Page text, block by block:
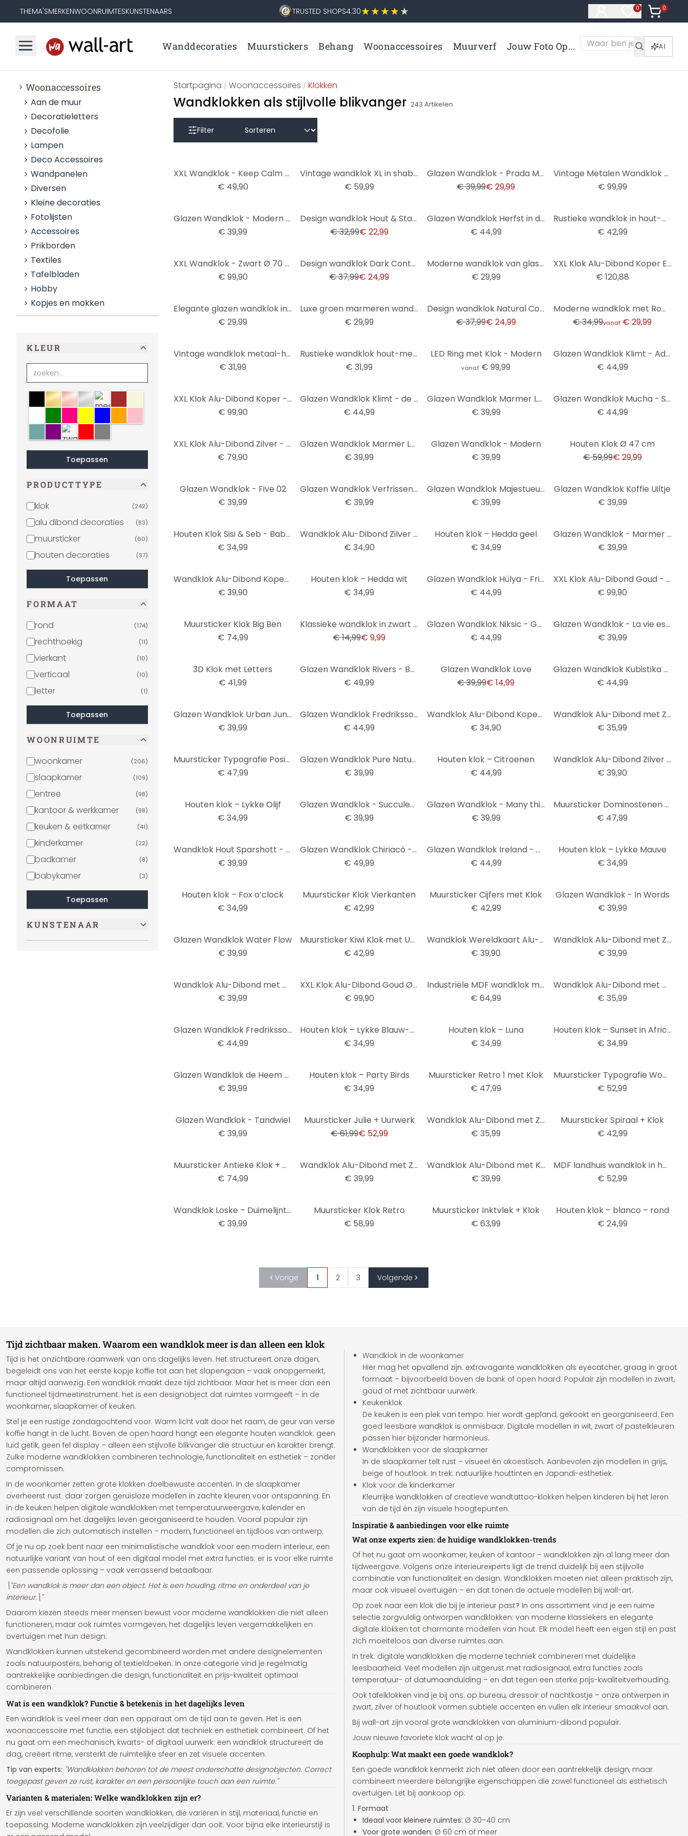
THEMA'SMERKENWOONRUIMTESKUNSTENAARS TRUSTED SHOPS4.30 0
Artikelen in
0
Artikelen
Wanddecoraties Muurstickers Behang Woonaccessoires Muurverf Jouw Foto Op... AI
Woonaccessoires
Aan de muur
Decoratieletters
Decofolie
Lampen
Deco Accessoires
Wandpanelen
Diversen
Kleine decoraties
Fotolijsten
Accessoires
Prikborden
Textiles
Tafelbladen
Hobby
Kopjes en mokken
KLEUR
zwartgoudkoperzilvermeerkleurig
paarszwart-wit
Toepassen
PRODUCTTYPE
klok (242)
alu dibond decoraties (83)
muursticker (60)
houten decoraties (37)
Toepassen
FORMAAT
rond (174)
rechthoekig (11)
vierkant (10)
verticaal (10)
letter (1)
Toepassen
WOONRUIMTE
woonkamer (206)
slaapkamer (109)
entree (98)
kantoor & werkkamer (98)
keuken & eetkamer (41)
kinderkamer (22)
badkamer (8)
babykamer (3)
Toepassen
KUNSTENAAR
Startpagina /Woonaccessoires / Klokken
Wandklokken als stijlvolle blikvanger 243 Artikelen
Filter
XXL Wandklok - Keep Calm and Carry On Ø 70 cm
€ 49,90
Vintage wandklok XL in shabby stijl gemaakt van metaal | geruisloos | Ø50 cm
€ 59,99
Glazen Wandklok - Prada Marfa
€ 39,99€ 29,99
Vintage Metalen Wandklok met bewegende tandwielen
€ 99,99
Glazen Wandklok - Modern 02
€ 39,99
Design wandklok Hout & Staal met walnoot hout look en Romeinse cijfers Ø40 cm
€ 32,99€ 22,99
Glazen Wandklok Herfst in de Bergen
€ 44,99
Rustieke wandklok in hout-metaallook met vintage cijfers geruisloos Ø50cm
€ 42,99
XXL Wandklok - Zwart Ø 70 cm
€ 99,90
Design wandklok Dark Contrast met walnoot houtlook en Arabische cijfers Ø50 cm
€ 37,99€ 24,99
Moderne wandklok van glas in zwart marmerlook Ø30 cm
€ 29,99
XXL Klok Alu-Dibond Koper Effect
€ 120,88
Elegante glazen wandklok in wit marmerlook met zwarte cijfers Ø30 cm
€ 29,99
Luxe groen marmeren wandklok met elegante gouden cijfers Ø30cm
€ 29,99
Design wandklok Natural Contrast - Klok met houten look en Arabische cijfers Ø50 cm
€ 37,99€ 24,99
Moderne wandklok met Romeinse cijfers Ø40 cm
€ 34,99vanaf € 29,99
Vintage wandklok metaal-hout-look met cijfers in Afmeting Ø30cm
€ 31,99
Rustieke wandklok hout-metaal look met vintage cijfers geruisloos Ø30cm
€ 31,99
LED Ring met Klok - Modern
vanaf € 99,99
Glazen Wandklok Klimt - Adele Bloch
€ 44,99
XXL Klok Alu-Dibond Koper - Ø 70 cm
€ 99,90
Glazen Wandklok Klimt - de Levensboom
€ 44,99
Glazen Wandklok Marmer Look
€ 39,99
Glazen Wandklok Mucha - Sleutelbloemen
€ 44,99
XXL Klok Alu-Dibond Zilver - Ø 70 cm
€ 79,90
Glazen Wandklok Marmer Look
€ 39,99
Glazen Wandklok - Modern
€ 39,99
Houten Klok Ø 47 cm
€ 59,99€ 29,99
Glazen Wandklok - Five 02
€ 39,99
Glazen Wandklok Verfrissend Fruit
€ 39,99
Glazen Wandklok Majestueus Hert
€ 39,99
Glazen Wandklok Koffie Uiltje
€ 39,99
Houten Klok Sisi & Seb - Baby Giraffe
€ 34,99
Wandklok Alu-Dibond Zilver effect Ø 28 cm
€ 34,90
Houten klok – Hedda geel
€ 34,99
Glazen Wandklok - Marmer Look 04
€ 39,99
Wandklok Alu-Dibond Koper effect Ø 28 cm
€ 39,90
Houten klok – Hedda wit
€ 34,99
Glazen Wandklok Hülya - Frida
€ 44,99
XXL Klok Alu-Dibond Goud - Ø 70 cm
€ 99,90
Muursticker Klok Big Ben
€ 74,99
Klassieke wandklok in zwart en wit Ø25 cm
€ 14,99€ 9,99
Glazen Wandklok Niksic - Golden Eye
€ 44,99
Glazen Wandklok - La vie est belle
€ 39,99
3D Klok met Letters
€ 41,99
Glazen Wandklok Rivers - Berlin
€ 49,99
Glazen Wandklok Love
€ 39,99€ 14,99
Glazen Wandklok Kubistika - Winterochtend
€ 44,99
Glazen Wandklok Urban Jungle
€ 39,99
Glazen Wandklok Fredriksson - Blue Geometry
€ 44,99
Wandklok Alu-Dibond Koper effect Ø 28 cm
€ 34,90
Wandklok Alu-Dibond met Zilvereffect Klassiek 02
€ 35,99
Muursticker Typografie Positief met Klok
€ 47,99
Glazen Wandklok Pure Nature
€ 39,99
Houten klok – Citroenen
€ 44,99
Wandklok Alu-Dibond Zilver effect Ø 28 cm
€ 39,90
Houten klok – Lykke Olijf
€ 34,99
Glazen Wandklok - Succulenten
€ 39,99
Glazen Wandklok - Many things in life 02
€ 39,99
Muursticker Dominostenen + Uurwerk
€ 47,99
Wandklok Hout Sparshott - Fietsen
€ 39,99
Glazen Wandklok Chiriacò - New York at Night
€ 49,99
Glazen Wandklok Ireland - This City
€ 44,99
Houten klok – Lykke Mauve
€ 34,99
Houten klok – Fox o’clock
€ 34,99
Muursticker Klok Vierkanten
€ 42,99
Muursticker Cijfers met Klok
€ 42,99
Glazen Wandklok - In Words
€ 39,99
Glazen Wandklok Water Flow
€ 39,99
Muursticker Kiwi Klok met Uurwerk
€ 42,99
Wandklok Wereldkaart Alu-Dibond Goud effect Ø 28 cm
€ 39,90
Wandklok Alu-Dibond met Zilvereffect Thailand Boeddha
€ 39,99
Wandklok Alu-Dibond met Goudeffect Koffieuiltje
€ 39,99
XXL Klok Alu-Dibond Goud Ø 70 cm
€ 99,90
Industriële MDF wandklok met Afmeting grijze cijfers Ø50cm
€ 64,99
Wandklok Alu-Dibond met Goudeffect Rond met Dots
€ 35,99
Glazen Wandklok Fredriksson - Hexagons
€ 44,99
Houten klok – Lykke Blauw-Grijs
€ 34,99
Houten klok – Luna
€ 34,99
Houten klok – Sunset in Africa
€ 34,99
Glazen Wandklok de Heem - Stilleven met Bloemen in Vaas
€ 39,99
Houten klok – Party Birds
€ 34,99
Muursticker Retro 1 met Klok
€ 47,99
Muursticker Typografie Woorden met Klok
€ 52,99
Glazen Wandklok - Tandwiel
€ 39,99
Muursticker Julie + Uurwerk
€ 61,99€ 52,99
Wandklok Alu-Dibond met Zilvereffect Punten
€ 35,99
Muursticker Spiraal + Klok
€ 42,99
Muursticker Antieke Klok + Uurwerk
€ 74,99
Wandklok Alu-Dibond met Zilvereffect Wereldkaart Negatief
€ 39,99
Wandklok Alu-Dibond met Kopereffect Modern
€ 39,99
MDF landhuis wandklok in houtlook met Romeinse cijfers Ø50 cm
€ 52,99
Wandklok Loske – Duimelijntje 01
€ 39,99
Muursticker Klok Retro
€ 58,99
Muursticker Inktvlek + Klok
€ 63,99
Houten klok – blanco – rond
€ 24,99
Vorige 1 2 3 Volgende
Tijd zichtbaar maken. Waarom een wandklok meer is dan alleen een klok
Tijd is het onzichtbare raamwerk van ons dagelijks leven. Het structureert onze dagen,
begeleidt ons van het eerste kopje koffie tot aan het slapengaan – vaak onopgemerkt,
maar altijd aanwezig. Een wandklok maakt deze tijd zichtbaar. Maar het is meer dan een
functioneel tijdmeetinstrument: het is een designobject dat ruimtes vormgeeft – in de
woonkamer, slaapkamer of keuken.
Stel je een rustige zondagochtend voor. Warm licht valt door het raam, de geur van verse
koffie hangt in de lucht. Boven de open haard hangt een elegante houten wandklok: geen
luid getik, geen fel display – alleen een stijlvolle blikvanger die structuur en karakter brengt.
Zulke moderne wandklokken combineren technologie, functionaliteit en esthetiek – zonder
compromissen.
In de woonkamer zetten grote klokken doelbewuste accenten. In de slaapkamer
overheerst rust: daar zorgen geruisloze modellen in zachte kleuren voor ontspanning. En
in de keuken helpen digitale wandklokken met temperatuurweergave, kalender en
radiosignaal om het dagelijks leven georganiseerd te houden. Vooral populair zijn
modellen die zich automatisch instellen – modern, functioneel en tijdloos van ontwerp.
Of je nu op zoek bent naar een minimalistische wandklok voor een modern interieur, een
natuurlijke variant van hout of een digitaal model met extra functies: er is voor elke ruimte
een passende oplossing – vaak verrassend betaalbaar.
\"Een wandklok is meer dan een object. Het is een houding, ritme en onderdeel van je
interieur.\"
Daarom kiezen steeds meer mensen bewust voor moderne wandklokken die niet alleen
functioneren, maar ook ruimtes vormgeven, het dagelijks leven vergemakkelijken en
overtuigen met hun design.
Wandklokken kunnen uitstekend gecombineerd worden met andere designelementen
zoals natuurposters, behang of textieldoeken. In onze categorie vind je regelmatig
aantrekkelijke aanbiedingen die design, functionaliteit en prijs-kwaliteit optimaal
combineren.
Wat is een wandklok? Functie & betekenis in het dagelijks leven
Een wandklok is veel meer dan een apparaat om de tijd aan te geven. Het is een
woonaccessoire met functie, een stijlobject dat techniek en esthetiek combineert. Of het
nu gaat om een mechanisch, kwarts- of digitaal uurwerk: een wandklok structureert de
dag, creëert ritme, versterkt de ruimtelijke sfeer en zet visuele accenten.
Tip van experts: "Wandklokken behoren tot de meest onderschatte designobjecten. Correct
toegepast geven ze rust, karakter en een persoonlijke touch aan een ruimte."
Varianten & materialen: Welke wandklokken zijn er?
Er zijn veel verschillende soorten wandklokken, die variëren in stijl, materiaal, functie en
toepassing. Moderne wandklokken zijn veelzijdiger dan ooit. Voor bijna elke interieurstijl is
Wandklok in de woonkamer
Hier mag het opvallend zijn: extravagante wandklokken als eyecatcher, graag in groot
formaat – bijvoorbeeld boven de bank of open haard. Populair zijn modellen in zwart,
goud of met zichtbaar uurwerk.
Keukenklok
De keuken is een plek van tempo: hier wordt gepland, gekookt en georganiseerd. Een
goed leesbare wandklok is onmisbaar. Digitale modellen in wit, zwart of pastelkleuren
passen hier bijzonder harmonieus.
Wandklokken voor de slaapkamer
In de slaapkamer telt rust – visueel én akoestisch. Aanbevolen zijn modellen in grijs,
beige of houtlook. In trek: natuurlijke houttinten en Japandi-esthetiek.
Klok voor de kinderkamer
Kleurrijke wandklokken of creatieve wandtattoo-klokken helpen kinderen bij het leren
van de tijd én zijn visuele hoogtepunten.
Inspiratie & aanbiedingen voor elke ruimte
Wat onze experts zien: de huidige wandklokken-trends
Of het nu gaat om woonkamer, keuken of kantoor – wandklokken zijn al lang meer dan
tijdweergave. Volgens onze interieurexperts ligt de trend duidelijk bij een stijlvolle
combinatie van functionaliteit en design. Wandklokken moeten niet alleen praktisch zijn,
maar ook visueel overtuigen – en dat tonen de actuele modellen bij wall-art.
Op zoek naar een klok die bij je interieur past? In ons assortiment vind je een ruime
selectie zorgvuldig ontworpen wandklokken: van moderne klassiekers en elegante
digitale klokken tot charmante modellen van hout. Elk model heeft een eigen stijl en past
zich moeiteloos aan diverse ruimtes aan.
In trek: digitale wandklokken die moderne techniek combineren met duidelijke
leesbaarheid. Veel modellen zijn uitgerust met radiosignaal, extra functies zoals
temperatuur- of datumaanduiding – en dat tegen een sterke prijs-kwaliteitverhouding.
Ook tafelklokken vind je bij ons: op bureau, dressoir of nachtkastje – onze ontwerpen in
zwart, zilver of houtlook vormen subtiele accenten en vullen elk interieur smaakvol aan.
Bij wall-art zijn vooral grote wandklokken van aluminium-dibond populair.
Jouw nieuwe favoriete klok wacht al op je.
Koophulp: Wat maakt een goede wandklok?
Een goede wandklok kenmerkt zich niet alleen door een aantrekkelijk design, maar
combineert meerdere belangrijke eigenschappen die zowel functioneel als esthetisch
overtuigen. Let bij aankoop op:
1. Formaat
Ideaal voor kleinere ruimtes: Ø 30–40 cm
Voor grote wanden: Ø 60 cm of meer